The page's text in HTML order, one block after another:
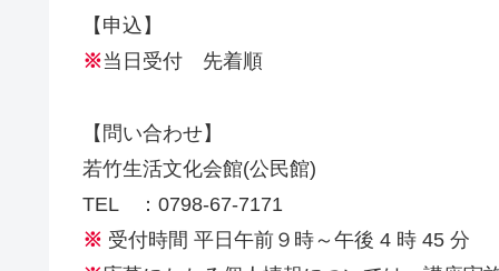
【申込】
※当日受付 先着順
【問い合わせ】
若竹生活文化会館(公民館)
TEL ：0798-67-7171
※ 受付時間 平日午前９時～午後 4 時 45 分